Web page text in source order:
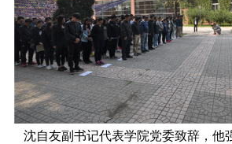
沈自友副书记代表学院党委致辞，他